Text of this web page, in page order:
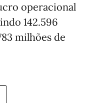
operacional
142.596
milhões de